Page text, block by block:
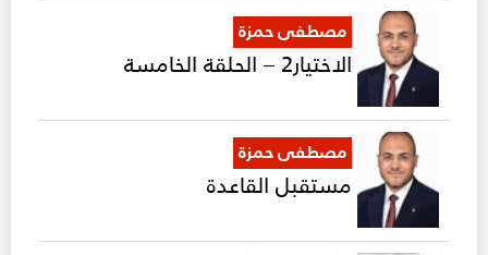
مصطفى حمزة
الاختيار2 – الحلقة الخامسة
مصطفى حمزة
مستقبل القاعدة